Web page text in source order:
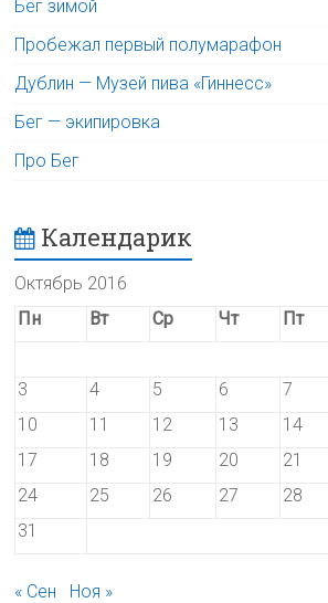
Бег зимой
Пробежал первый полумарафон
Дублин — Музей пива «Гиннесс»
Бег — экипировка
Про Бег
Календарик
Октябрь 2016
Пн
Вт Ср Чт Пт
3
4 5 6 7
10
11 12 13 14
17
18 19 20 21
24
25 26 27 28
31
« Сен Ноя »